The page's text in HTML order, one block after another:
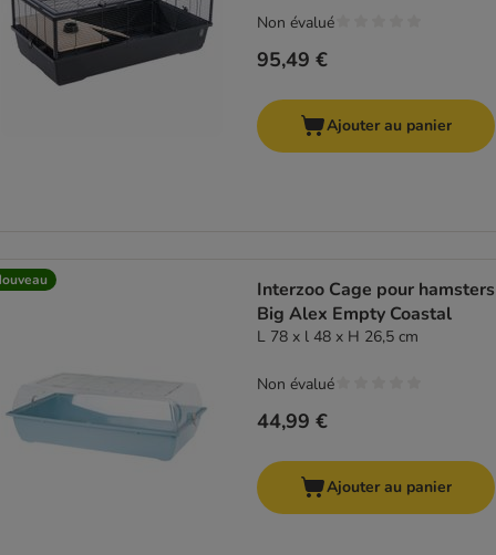
95,49 €
Non évalué
Ajouter au panier
Interzoo Cage pour hamsters
Big Alex Empty Coastal
L 78 x l 48 x H 26,5 cm
44,99 €
Non évalué
Ajouter au panier